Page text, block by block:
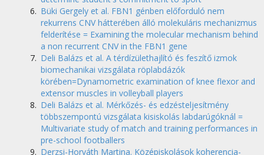
Büki Gergely et al. FBN1 génben előforduló nem
rekurrens CNV hátterében álló molekuláris mechanizmus
felderítése = Examining the molecular mechanism behind
a non recurrent CNV in the FBN1 gene
Deli Balázs et al. A térdízülethajlító és feszítő izmok
biomechanikai vizsgálata röplabdázók
körében=Dynamometric examination of knee flexor and
extensor muscles in volleyball players
Deli Balázs et al. Mérkőzés- és edzésteljesítmény
többszempontú vizsgálata kisiskolás labdarúgóknál =
Multivariate study of match and training performances in
pre-school footballers
Derzsi-Horváth Martina. Középiskolások koherencia-